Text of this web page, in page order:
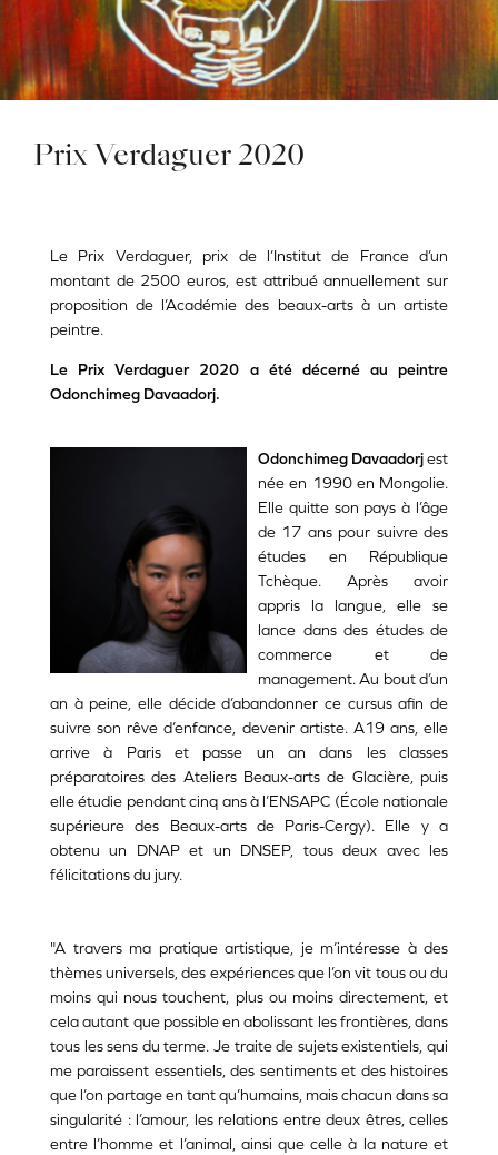
Prix Verdaguer 2020
Le Prix Verdaguer, prix de l’Institut de France d’un
montant de 2500 euros, est attribué annuellement sur
proposition de l’Académie des beaux-arts à un artiste
peintre.
Le Prix Verdaguer 2020 a été décerné au peintre
Odonchimeg Davaadorj.
Odonchimeg Davaadorjest
née en 1990 en Mongolie.
Elle quitte son pays à l’âge
de 17 ans pour suivre des
études en République
Tchèque. Après avoir
appris la langue, elle se
lance dans des études de
commerce et de
management. Au bout d’un
an à peine, elle décide d’abandonner ce cursus afin de
suivre son rêve d’enfance, devenir artiste. A19 ans, elle
arrive à Paris et passe un an dans les classes
préparatoires des Ateliers Beaux-arts de Glacière, puis
elle étudie pendant cinq ans à l’ENSAPC (École nationale
supérieure des Beaux-arts de Paris-Cergy). Elle y a
obtenu un DNAP et un DNSEP, tous deux avec les
félicitations du jury.
"A travers ma pratique artistique, je m’intéresse à des
thèmes universels, des expériences que l’on vit tous ou du
moins qui nous touchent, plus ou moins directement, et
cela autant que possible en abolissant les frontières, dans
tous les sens du terme. Je traite de sujets existentiels, qui
me paraissent essentiels, des sentiments et des histoires
que l’on partage en tant qu’humains, mais chacun dans sa
singularité : l’amour, les relations entre deux êtres, celles
entre l’homme et l’animal, ainsi que celle à la nature et